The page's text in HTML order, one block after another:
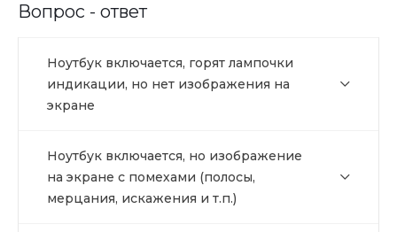
Вопрос - ответ
Ноутбук включается, горят лампочки
индикации, но нет изображения на
экране
Ноутбук включается, но изображение
на экране с помехами (полосы,
мерцания, искажения и т.п.)